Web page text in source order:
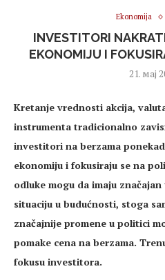
Ekonomija
INVESTITORI
EKONOMIJU I
21. мај
Kretanje vrednosti akcija,
instrumenta tradicionalno
investitori na berzama
ekonomiju i fokusiraju se na
odluke mogu da imaju
situaciju u budućnosti, stoga
značajnije promene u politici
pomake cena na berzama.
fokusu investitora.